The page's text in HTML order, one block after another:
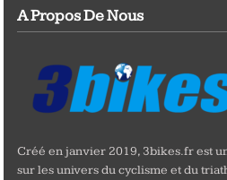
A Propos De Nous
Créé en janvier 2019, 3bikes.fr est
sur les univers du cyclisme et du